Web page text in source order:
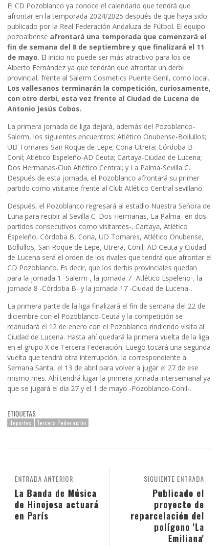
El CD Pozoblanco ya conoce el calendario que tendrá que
afrontar en la temporada 2024/2025 después de que haya sido
publicado por la Real Federación Andaluza de Fútbol. El equipo
pozoalbense afrontará una temporada que comenzará el
fin de semana del 8 de septiembre y que finalizará el 11
de mayo. El inicio no puede ser más atractivo para los de
Alberto Fernández ya que tendrán que afrontar un derbi
provincial, frente al Salerm Cosmetics Puente Genil, como local.
Los vallesanos terminarán la competición, curiosamente,
con otro derbi, esta vez frente al Ciudad de Lucena de
Antonio Jesús Cobos.
La primera jornada de liga dejará, además del Pozoblanco-
Salerm, los siguientes encuentros: Atlético Onubense-Bollullos;
UD Tomares-San Roque de Lepe; Coria-Utrera; Córdoba B-
Conil; Atlético Espeleño-AD Ceuta; Cartaya-Ciudad de Lucena;
Dos Hermanas-Club Atlético Central; y La Palma-Sevilla C.
Después de esta jornada, el Pozoblanco afrontará su primer
partido como visitante frente al Club Atlético Central sevillano.
Después, el Pozoblanco regresará al estadio Nuestra Señora de
Luna para recibir al Sevilla C. Dos Hermanas, La Palma -en dos
partidos consecutivos como visitantes-, Cartaya, Atlético
Espeleño, Córdoba B, Coria, UD Tomares, Atlético Onubense,
Bollullos, San Roque de Lepe, Utrera, Conil, AD Ceuta y Ciudad
de Lucena será el orden de los rivales que tendrá que afrontar el
CD Pozoblanco. Es decir, que los derbis provinciales quedan
para la jornada 1 -Salerm-, la jornada 7 -Atlético Espeleño-, la
jornada 8 -Córdoba B- y la jornada 17 -Ciudad de Lucena-.
La primera parte de la liga finalizará el fin de semana del 22 de
diciembre con el Pozoblanco-Ceuta y la competición se
reanudará el 12 de enero con el Pozoblanco rindiendo visita al
Ciudad de Lucena. Hasta ahí quedará la primera vuelta de la liga
en el grupo X de Tercera Federación. Luego tocará una segunda
vuelta que tendrá otra interrupción, la correspondiente a
Semana Santa, el 13 de abril para volver a jugar el 27 de ese
mismo mes. Ahí tendrá lugar la primera jornada intersemanal ya
que se jugará el día 27 y el 1 de mayo -Pozoblanco-Conil-.
ETIQUETAS
deportes Tercera Federación
SIGUIENTE ENTRADA
Publicado el
proyecto de
reparcelación del
polígono 'La
Emiliana'
ENTRADA ANTERIOR
La Banda de Música
de Hinojosa actuará
en París